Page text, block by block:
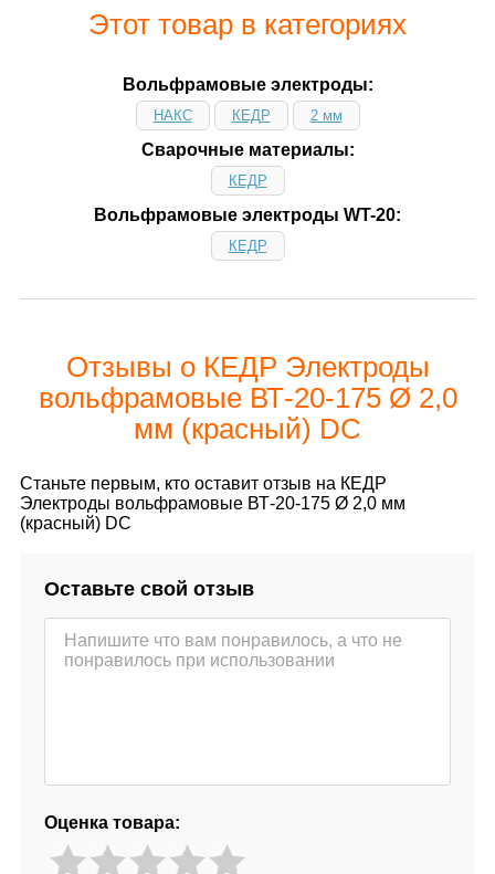
Этот товар в категориях
Вольфрамовые электроды:
НАКС КЕДР 2 мм
Сварочные материалы:
КЕДР
Вольфрамовые электроды WT-20:
КЕДР
Отзывы о КЕДР Электроды
вольфрамовые ВТ-20-175 Ø 2,0
мм (красный) DC
Станьте первым, кто оставит отзыв на КЕДР
Электроды вольфрамовые ВТ-20-175 Ø 2,0 мм
(красный) DC
Оставьте свой отзыв
Оценка товара: